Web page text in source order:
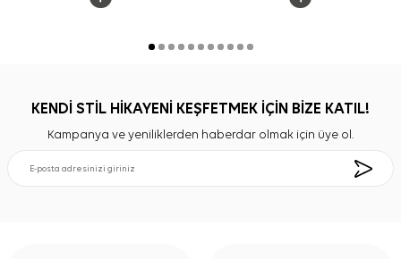
KENDİ STİL HİKAYENİ KEŞFETMEK İÇİN BİZE KATIL!
Kampanya ve yeniliklerden haberdar olmak için üye ol.